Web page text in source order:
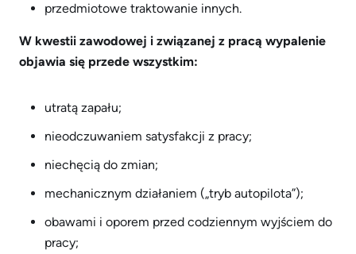
przedmiotowe traktowanie innych.
W kwestii zawodowej i związanej z pracą wypalenie
objawia się przede wszystkim:
utratą zapału;
nieodczuwaniem satysfakcji z pracy;
niechęcią do zmian;
mechanicznym działaniem („tryb autopilota”);
obawami i oporem przed codziennym wyjściem do
pracy;